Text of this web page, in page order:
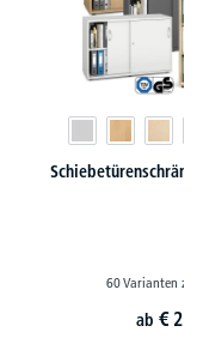
60 Varianten zur
ab €